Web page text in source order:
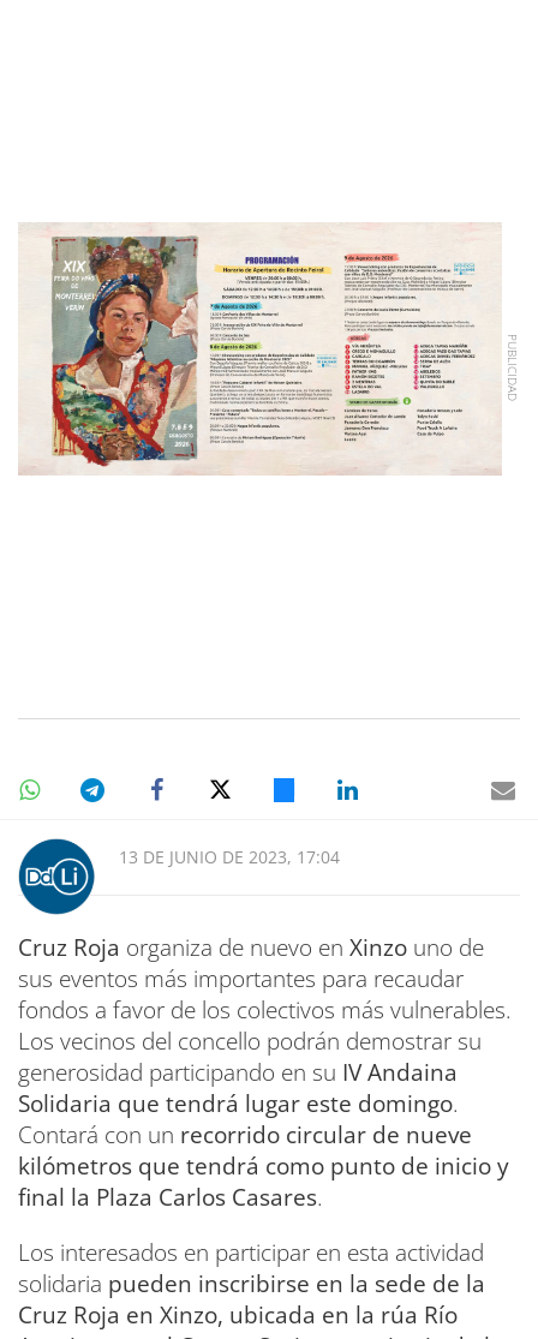
13 DE JUNIO DE 2023, 17:04
Cruz Roja organiza de nuevo en Xinzo uno de
sus eventos más importantes para recaudar
fondos a favor de los colectivos más vulnerables.
Los vecinos del concello podrán demostrar su
generosidad participando en su IV Andaina
Solidaria que tendrá lugar este domingo.
Contará con un recorrido circular de nueve
kilómetros que tendrá como punto de inicio y
final la Plaza Carlos Casares.
Los interesados en participar en esta actividad
solidaria pueden inscribirse en la sede de la
Cruz Roja en Xinzo, ubicada en la rúa Río